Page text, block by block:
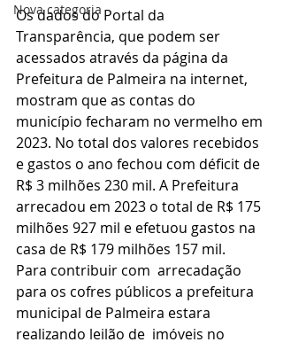
Nova categoria
Os dados do Portal da
Transparência, que podem ser
acessados através da página da
Prefeitura de Palmeira na internet,
mostram que as contas do
município fecharam no vermelho em
2023. No total dos valores recebidos
e gastos o ano fechou com déficit de
R$ 3 milhões 230 mil. A Prefeitura
arrecadou em 2023 o total de R$ 175
milhões 927 mil e efetuou gastos na
casa de R$ 179 milhões 157 mil.
Para contribuir com  arrecadação
para os cofres públicos a prefeitura
municipal de Palmeira estara
realizando leilão de  imóveis no